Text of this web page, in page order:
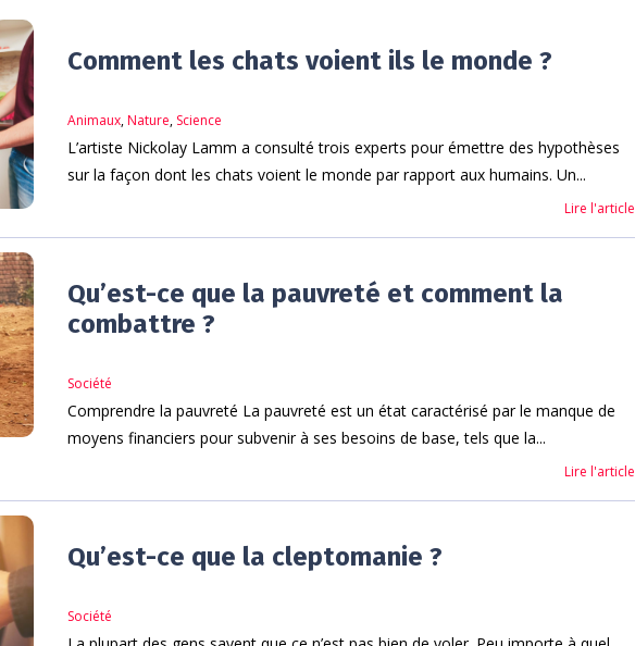
Comment les chats voient ils le monde ?
Animaux,Nature, Science
L’artiste Nickolay Lamm a consulté trois experts pour émettre des hypothèses
sur la façon dont les chats voient le monde par rapport aux humains. Un...
Lire l'article
Qu’est-ce que la pauvreté et comment la
combattre ?
Société
Comprendre la pauvreté La pauvreté est un état caractérisé par le manque de
moyens financiers pour subvenir à ses besoins de base, tels que la...
Lire l'article
Qu’est-ce que la cleptomanie ?
Société